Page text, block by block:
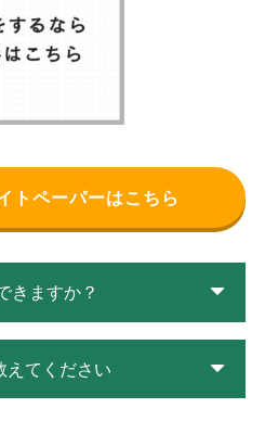
トペーパーはこちら
きますか？
えてください